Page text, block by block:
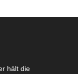
hält die